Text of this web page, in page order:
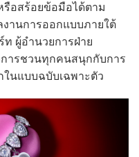
อสร้อยข้อมือได้ตาม
งานการออกแบบภายใต้
ท ผู้อำนวยการฝ่าย
ารชวนทุกคนสนุกกับการ
นแบบฉบับเฉพาะตัว